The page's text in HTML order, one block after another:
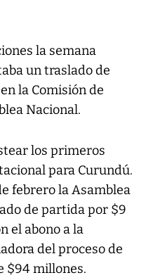
la semana
un traslado de
la Comisión de
Nacional.
los primeros
para Curundú.
febrero la Asamblea
de partida por $9
el abono a la
del proceso de
$94 millones.